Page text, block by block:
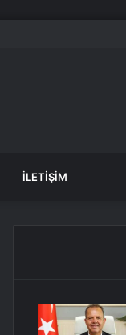
İLETIŞIM